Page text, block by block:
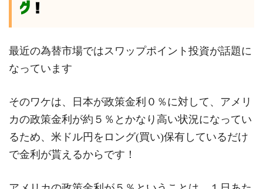
グ！
最近の為替市場ではスワップポイント投資が話題に
なっています
そのワケは、日本が政策金利０％に対して、アメリ
カの政策金利が約５％とかなり高い状況になってい
るため、米ドル円をロング(買い)保有しているだけ
で金利が貰えるからです！